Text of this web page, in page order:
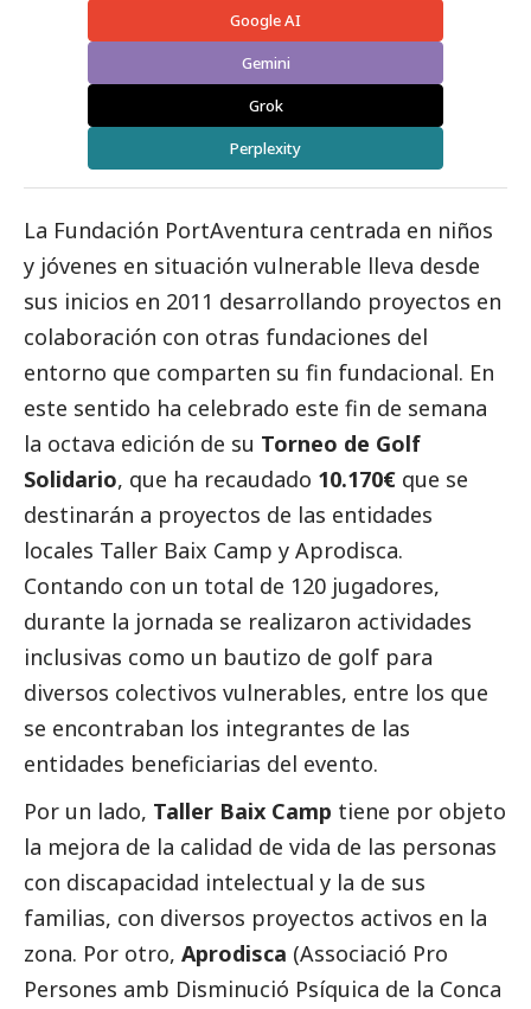
Google AI
Gemini
Grok
Perplexity
La Fundación PortAventura centrada en niños
y jóvenes en situación vulnerable lleva desde
sus inicios en 2011 desarrollando proyectos en
colaboración con otras fundaciones del
entorno que comparten su fin fundacional. En
este sentido ha celebrado este fin de semana
la octava edición de su Torneo de Golf
Solidario, que ha recaudado 10.170€ que se
destinarán a proyectos de las entidades
locales Taller Baix Camp y Aprodisca.
Contando con un total de 120 jugadores,
durante la jornada se realizaron actividades
inclusivas como un bautizo de golf para
diversos colectivos vulnerables, entre los que
se encontraban los integrantes de las
entidades beneficiarias del evento.
Por un lado, Taller Baix Camp tiene por objeto
la mejora de la calidad de vida de las personas
con discapacidad intelectual y la de sus
familias, con diversos proyectos activos en la
zona. Por otro, Aprodisca (Associació Pro
Persones amb Disminució Psíquica de la Conca